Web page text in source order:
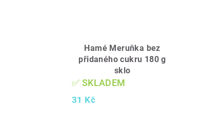
Hamé Meruňka bez
přidaného cukru 180 g
sklo
✅ SKLADEM
31 Kč